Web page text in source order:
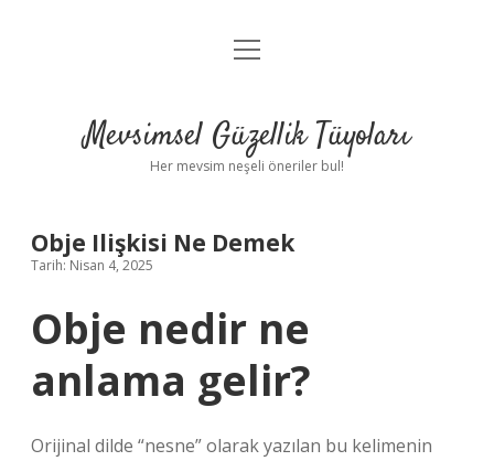
Anasayfa
Yasal Uyarı
menüyü
Mevsimsel Güzellik Tüyoları
Her mevsim neşeli öneriler bul!
Obje Ilişkisi Ne Demek
Tarih: Nisan 4, 2025
Obje nedir ne
anlama gelir?
Orijinal dilde “nesne” olarak yazılan bu kelimenin